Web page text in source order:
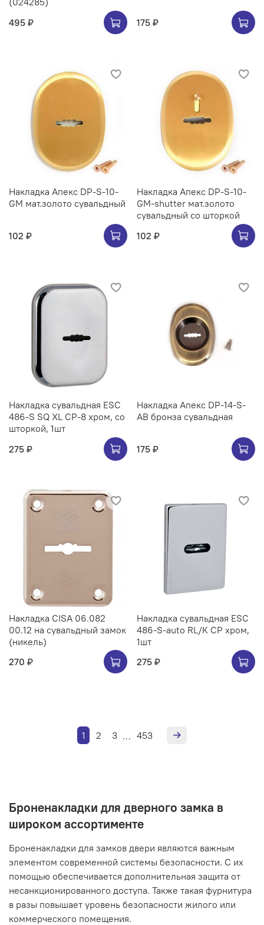
495 ₽
175 ₽
Накладка Апекс DP-S-10-
GM мат.золото сувальдный
102 ₽
Накладка Апекс DP-S-10-
GM-shutter мат.золото
сувальдный со шторкой
102 ₽
Накладка сувальдная ESC
486-S SQ XL CP-8 хром, со
шторкой, 1шт
275 ₽
Накладка Апекс DP-14-S-
AB бронза сувальдная
175 ₽
Накладка CISA 06.082
00.12 на сувальдный замок
(никель)
270 ₽
Накладка сувальдная ESC
486-S-auto RL/K CP хром,
1шт
275 ₽
1 2 3 … 453
Броненакладки для дверного замка в
широком ассортименте
Броненакладки для замков двери являются важным
элементом современной системы безопасности. С их
помощью обеспечивается дополнительная защита от
несанкционированного доступа. Также такая фурнитура
в разы повышает уровень безопасности жилого или
коммерческого помещения.